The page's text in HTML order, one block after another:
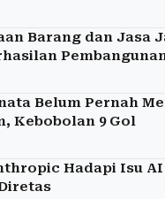
Barang dan Jasa
Belum Pernah
Kebobolan 9 Gol
Hadapi Isu